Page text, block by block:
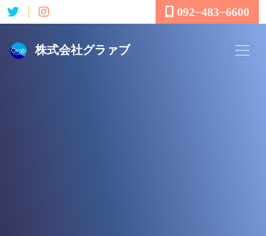
092−483−6600
株式会社グラァブ
株式会社グラァブ